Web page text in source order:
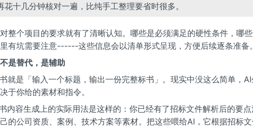
花十几分钟核对一遍，比纯手工整理要省时很多。
整个项目的要求就有了清晰认知。哪些是必须满足的硬性条件，哪
有坑需要注意------这些信息会以清单形式呈现，方便后续逐条准备。
是替代，是辅助
就是「输入一个标题，输出一份完整标书」。现实中没这么简单，AI
于你给的素材和指令。
内容生成上的实际用法是这样的：你已经有了招标文件解析后的要
的公司资质、案例、技术方案等素材。把这些喂给AI，它根据招标